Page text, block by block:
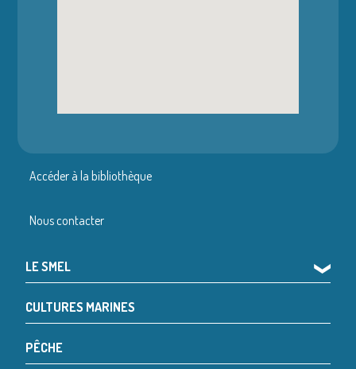
Accéder à la bibliothèque
Nous contacter
LE SMEL ❯
CULTURES MARINES
PÊCHE